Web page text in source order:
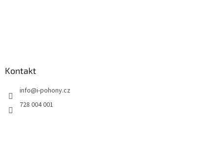
Kontakt
info@i-pohony.cz
728 004 001